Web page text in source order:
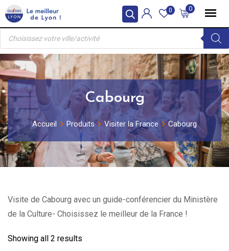
Skip
to
content
0
0
Recherche
produits
Cabourg
Accueil Produits Visiter la France Cabourg
Visite de Cabourg avec un guide-conférencier du Ministère
de la Culture- Choisissez le meilleur de la France !
Showing all 2 results